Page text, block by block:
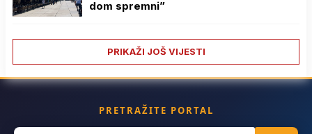
dom spremni”
PRIKAŽI JOŠ VIJESTI
PRETRAŽITE PORTAL